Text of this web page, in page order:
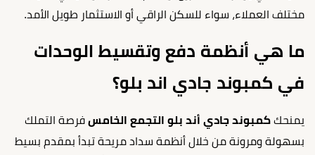
مختلف العملاء، سواء للسكن الراقي أو الاستثمار طويل الأمد.
ما هي أنظمة دفع وتقسيط الوحدات
في كمبوند جادي اند بلو؟
يمنحك كمبوند جادي أند بلو التجمع الخامس فرصة التملك
بسهولة ومرونة من خلال أنظمة سداد مريحة تبدأ بمقدم بسيط